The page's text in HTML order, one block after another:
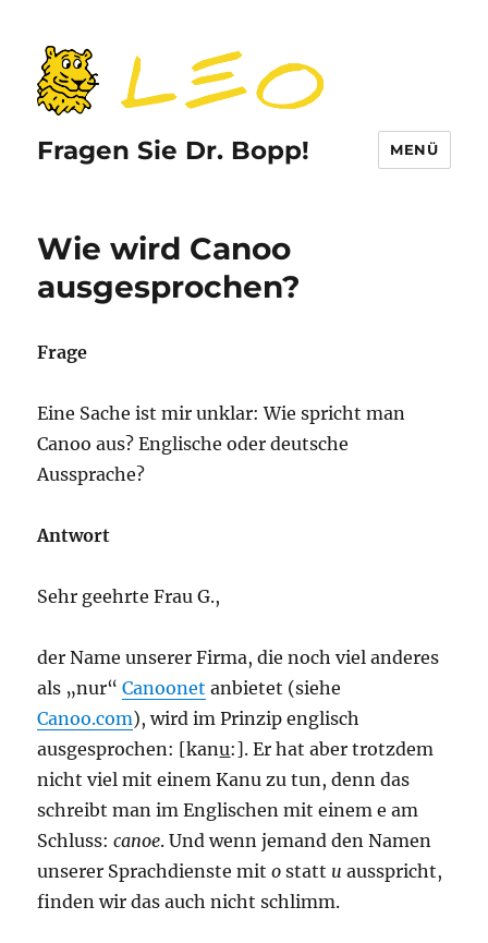
Fragen Sie Dr. Bopp! MENÜ
Wie wird Canoo
ausgesprochen?
Frage
Eine Sache ist mir unklar: Wie spricht man
Canoo aus? Englische oder deutsche
Aussprache?
Antwort
Sehr geehrte Frau G.,
der Name unserer Firma, die noch viel anderes
als „nur“Canoonet anbietet (siehe
Canoo.com), wird im Prinzip englisch
ausgesprochen: [kanu:]. Er hat aber trotzdem
nicht viel mit einem Kanu zu tun, denn das
schreibt man im Englischen mit einem e am
Schluss:canoe. Und wenn jemand den Namen
unserer Sprachdienste mito statt u ausspricht,
finden wir das auch nicht schlimm.